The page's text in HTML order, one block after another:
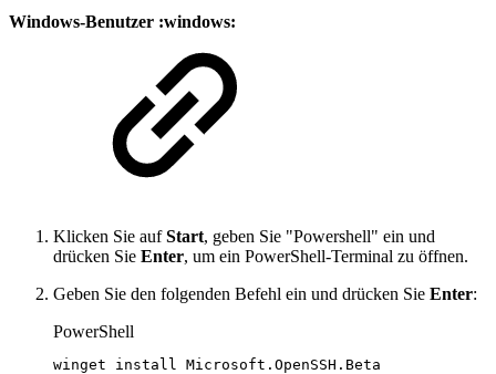
Windows-Benutzer :windows:
Klicken Sie aufStart, geben Sie "Powershell" ein und
drücken Sie Enter, um ein PowerShell-Terminal zu öffnen.
Geben Sie den folgenden Befehl ein und drücken Sie Enter:
PowerShell
winget install Microsoft . OpenSSH . Beta